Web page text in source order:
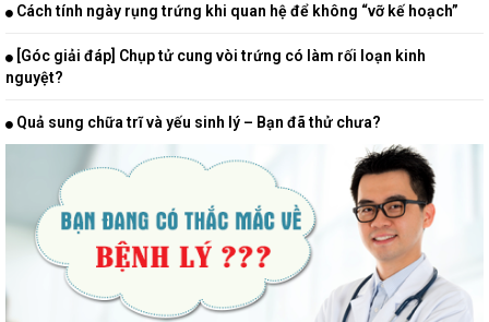
Cách tính ngày rụng trứng khi quan hệ để không “vỡ kế hoạch”
[Góc giải đáp] Chụp tử cung vòi trứng có làm rối loạn kinh
nguyệt?
Quả sung chữa trĩ và yếu sinh lý – Bạn đã thử chưa?